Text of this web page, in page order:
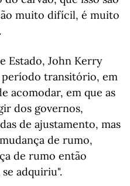
muito difícil, é muito
Estado, John Kerry
período transitório, em
acomodar, em que as
dos governos,
de ajustamento, mas
de rumo,
de rumo então
adquiriu".